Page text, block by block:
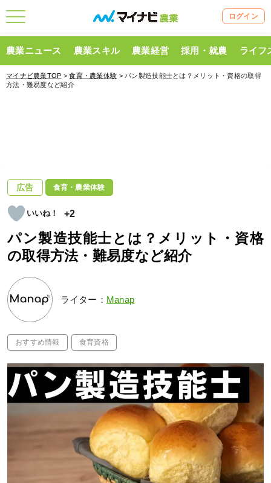
ログイン
農業ニュース 農業スキル 農業経営 採用・就農 ライフ
マイナビ農業TOP >食育・農業体験 > パン製造技能士とは？メリット・資格の取得
方法・難易度など紹介
広告 食育・農業体験
+2
パン製造技能士とは？メリット・資格
の取得方法・難易度など紹介
ライター： Manap
おすすめ情報 食育資格